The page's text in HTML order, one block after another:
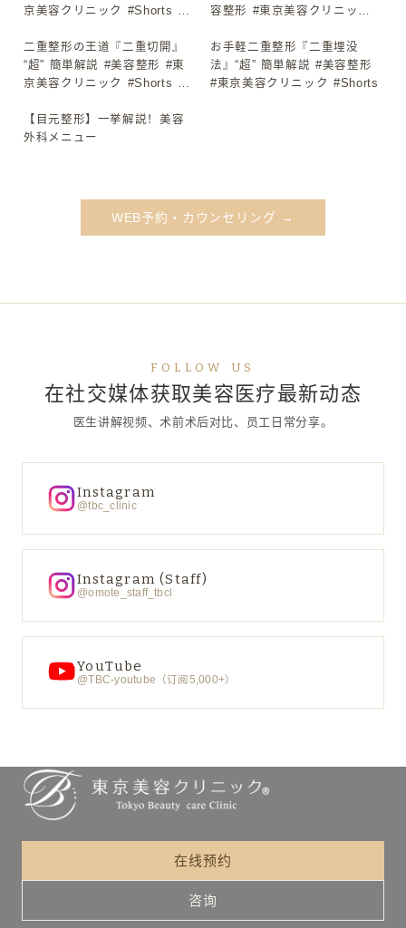
京美容クリニック #Shorts #
ク #Shorts
容整形 #東京美容クリニック
クリニック #Shorts
▶
二重整形の王道『二重切開』
“超” 簡単解説 #美容整形 #東
京美容クリニック #Shorts #
ク #Shorts
▶
お手軽二重整形『二重埋没
法』“超” 簡単解説 #美容整形
#東京美容クリニック #Shorts
▶
【目元整形】一挙解説！美容
外科メニュー
WEB予約・カウンセリング →
FOLLOW US
在社交媒体获取美容医疗最新动态
医生讲解视频、术前术后对比、员工日常分享。
Instagram
@tbc_clinic
Instagram (Staff)
@omote_staff_tbcl
YouTube
@TBC-youtube（订阅5,000+）
在线预约
咨询